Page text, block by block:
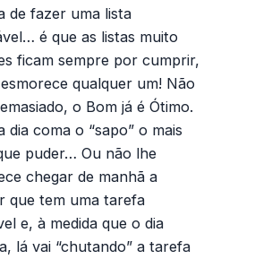
de fazer uma lista
é que as listas muito
ficam sempre por cumprir,
qualquer um! Não
o Bom já é Ótimo.
dia coma o “sapo” o mais
puder… Ou não lhe
chegar de manhã a
que tem uma tarefa
e, à medida que o dia
lá vai “chutando” a tarefa